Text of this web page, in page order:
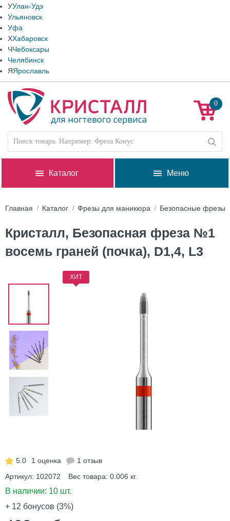
УУлан-Удэ
Ульяновск
Уфа
ХХабаровск
ЧЧебоксары
Челябинск
ЯЯрославль
0
Каталог Меню
Главная Каталог Фрезы для маникюра Безопасные фрезы
Кристалл, Безопасная фреза №1
восемь граней (почка), D1,4, L3
ХИТ
5.0 1 оценка
1 отзыв
Артикул: 102072 Вес товара: 0.006 кг.
В наличии: 10 шт.
+ 12 бонусов (3%)